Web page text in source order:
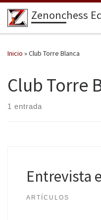
Saltar al contenido
Zenonchess
Inicio »Club Torre Blanca
Club Torre
1 entrada
Entrevista
ARTÍCULOS